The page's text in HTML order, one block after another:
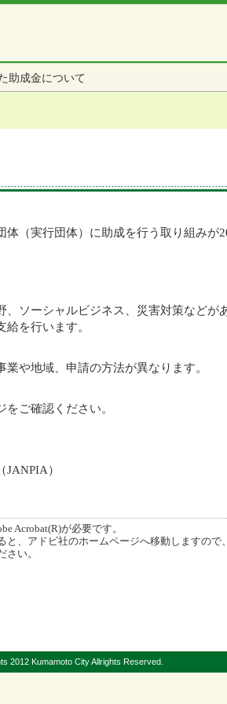
助成金について
（実行団体）に助成を行う取り組みが
、ソーシャルビジネス、災害対策などが
を行います。
や地域、申請の方法が異なります。
ご確認ください。
JANPIA）
Acrobat(R)が必要です。
、アドビ社のホームページへ移動しますので
い。
2012 Kumamoto City Allrights Reserved.